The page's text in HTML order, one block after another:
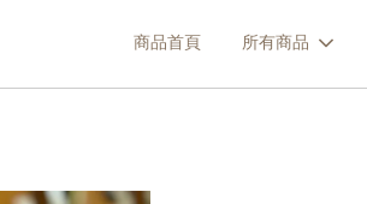
商品首頁 所有商品